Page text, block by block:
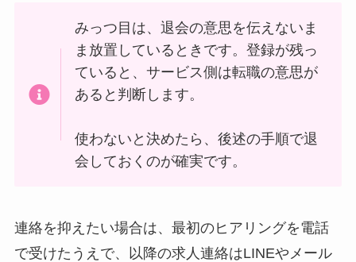
みっつ目は、退会の意思を伝えないま
ま放置しているときです。登録が残っ
ていると、サービス側は転職の意思が
あると判断します。
使わないと決めたら、後述の手順で退
会しておくのが確実です。
連絡を抑えたい場合は、最初のヒアリングを電話
で受けたうえで、以降の求人連絡はLINEやメール